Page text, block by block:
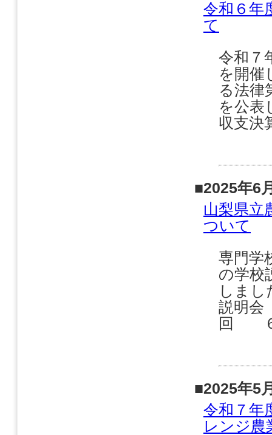
令和６年
て
令和７
を開催
る法律
を公表
収支決
■2025年6
山梨県立
ついて
専門学
の学校
しまし
説明
回 ６
■2025年5
令和７年
レンジ農